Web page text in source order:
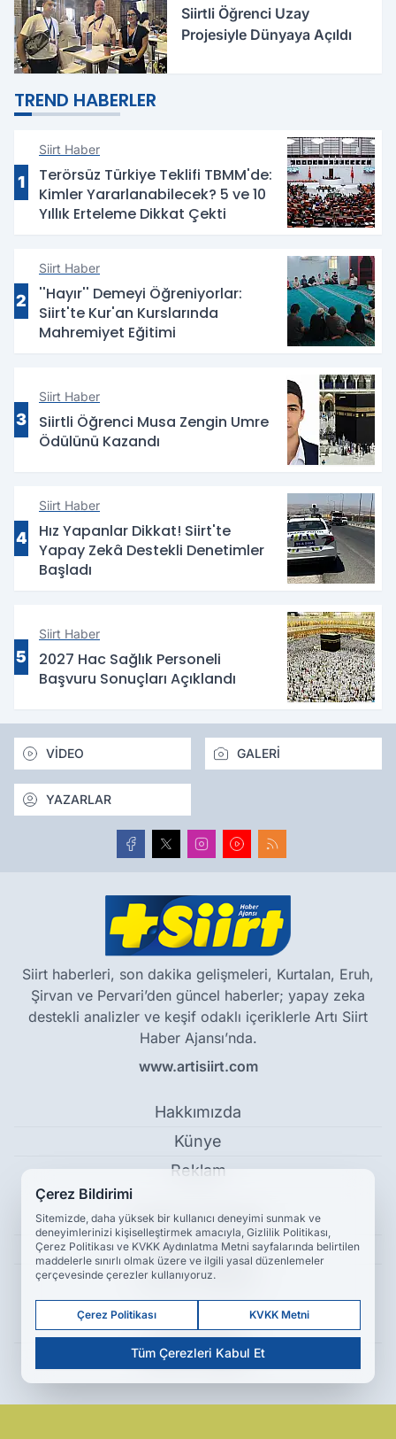
Siirtli Öğrenci Uzay
Projesiyle Dünyaya Açıldı
TREND HABERLER
1
Siirt Haber
Terörsüz Türkiye Teklifi TBMM'de:
Kimler Yararlanabilecek? 5 ve 10
Yıllık Erteleme Dikkat Çekti
2
Siirt Haber
''Hayır'' Demeyi Öğreniyorlar:
Siirt'te Kur'an Kurslarında
Mahremiyet Eğitimi
3
Siirt Haber
Siirtli Öğrenci Musa Zengin Umre
Ödülünü Kazandı
4
Siirt Haber
Hız Yapanlar Dikkat! Siirt'te
Yapay Zekâ Destekli Denetimler
Başladı
5
Siirt Haber
2027 Hac Sağlık Personeli
Başvuru Sonuçları Açıklandı
VİDEO GALERİ
YAZARLAR
Siirt haberleri, son dakika gelişmeleri, Kurtalan, Eruh,
Şirvan ve Pervari’den güncel haberler; yapay zeka
destekli analizler ve keşif odaklı içeriklerle Artı Siirt
Haber Ajansı’nda.
www.artisiirt.com
Hakkımızda
Künye
Reklam
Kullanım Koşulları
Gizlilik Politikası
Çerez Politikası
KVKK Metni
İletişim Bilgileri
Çerez Bildirimi
Sitemizde, daha yüksek bir kullanıcı deneyimi sunmak ve
deneyimlerinizi kişiselleştirmek amacıyla, Gizlilik Politikası,
Çerez Politikası ve KVKK Aydınlatma Metni sayfalarında belirtilen
maddelerle sınırlı olmak üzere ve ilgili yasal düzenlemeler
çerçevesinde çerezler kullanıyoruz.
Çerez Politikası KVKK Metni
Tüm Çerezleri Kabul Et